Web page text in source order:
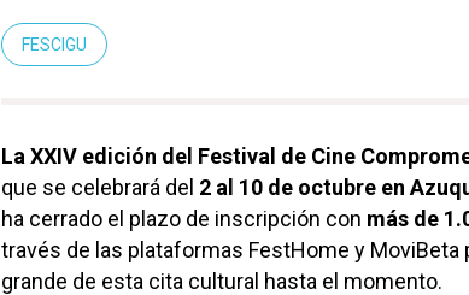
FESCIGU
La XXIV edición del Festival de Cine
que se celebrará del 2 al 10 de octubre en
ha cerrado el plazo de inscripción con más de
través de las plataformas FestHome y MoviBeta
grande de esta cita cultural hasta el momento.